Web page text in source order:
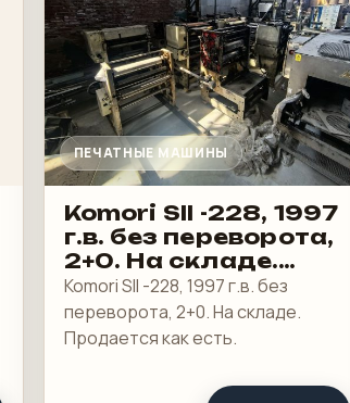
ПЕЧАТНЫЕ МАШИНЫ
Komori SII -228, 1997
г.в. без переворота,
2+0. На складе.
Продается как есть
Komori SII -228, 1997 г.в. без
переворота, 2+0. На складе.
Продается как есть.